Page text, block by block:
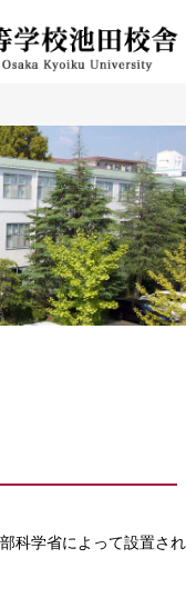
科学省によって設置され